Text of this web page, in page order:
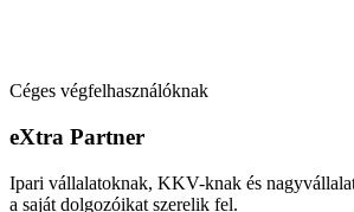
Céges végfelhasználóknak
eXtra Partner
Ipari vállalatoknak, KKV-knak és
a saját dolgozóikat szerelik fel.